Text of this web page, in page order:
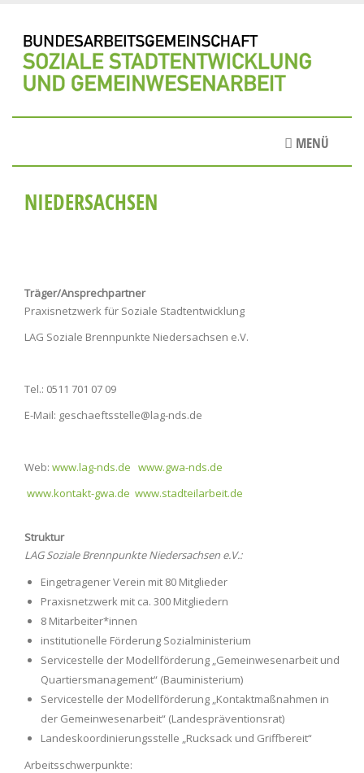
Inhalt
MENÜ
NIEDERSACHSEN
Träger/Ansprechpartner
Praxisnetzwerk für Soziale Stadtentwicklung
LAG Soziale Brennpunkte Niedersachsen e.V.
Tel.: 0511 701 07 09
E-Mail: geschaeftsstelle@lag-nds.de
Web: www.lag-nds.de www.gwa-nds.de
www.kontakt-gwa.de www.stadteilarbeit.de
Struktur
LAG Soziale Brennpunkte Niedersachsen e.V.:
Eingetragener Verein mit 80 Mitglieder
Praxisnetzwerk mit ca. 300 Mitgliedern
8 Mitarbeiter*innen
institutionelle Förderung Sozialministerium
Servicestelle der Modellförderung „Gemeinwesenarbeit und
Quartiersmanagement“ (Bauministerium)
Servicestelle der Modellförderung „Kontaktmaßnahmen in
der Gemeinwesenarbeit“ (Landespräventionsrat)
Landeskoordinierungsstelle „Rucksack und Griffbereit“
Arbeitsschwerpunkte: